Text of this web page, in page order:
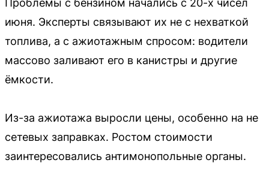
июня. Эксперты связывают их не с нехваткой
топлива, а с ажиотажным спросом: водители
массово заливают его в канистры и другие
ёмкости.
Из-за ажиотажа выросли цены, особенно на не
сетевых заправках. Ростом стоимости
заинтересовались антимонопольные органы.